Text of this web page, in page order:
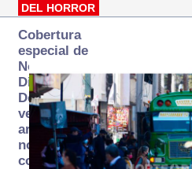
DEL HORROR
Cobertura
especial de
Norte
Digital:
Donde la
verdad
arde… pero
no se
consume